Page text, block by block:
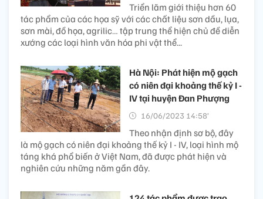
Triển lãm giới thiệu hơn 60
tác phẩm của các họa sỹ với các chất liệu sơn dầu, lụa,
sơn mài, đồ họa, agrilic… tập trung thể hiện chủ đề diễn
xướng các loại hình văn hóa phi vật thể...
Hà Nội: Phát hiện mộ gạch
có niên đại khoảng thế kỷ I -
IV tại huyện Đan Phượng
16/06/2023 14:58’
Theo nhận định sơ bộ, đây
là mộ gạch có niên đại khoảng thế kỷ I - IV, loại hình mộ
táng khá phổ biến ở Việt Nam, đã được phát hiện và
nghiên cứu những năm gần đây.